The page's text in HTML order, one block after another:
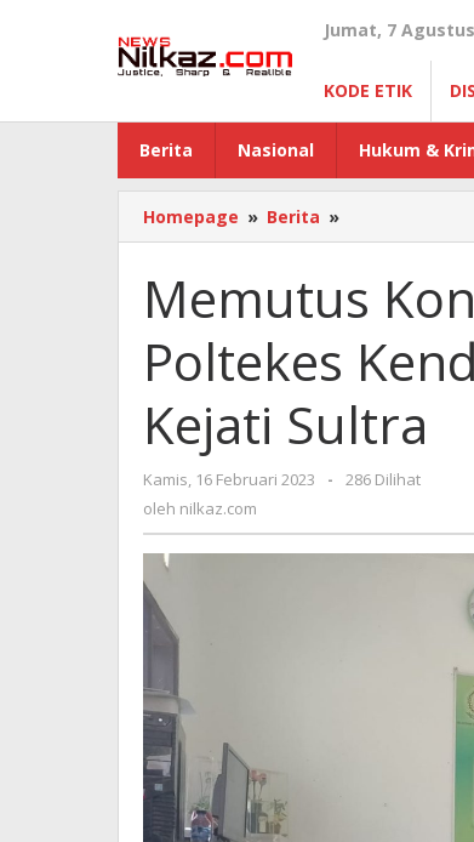
Jumat, 7
KODE ETIK
Berita Nasional Hukum &
Homepage » Berita »
Kontrak
Dirut
Poltekes
Kendari
dan
Dilaporkan
ke
Kejati
Memutus
Poltekes
Kejati Sultra
Kamis, 16 Februari 2023
oleh
-
286 Dilihat
oleh nilkaz.com